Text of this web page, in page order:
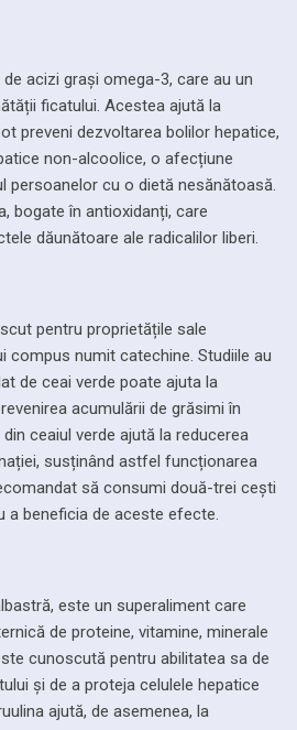
acizi grași omega-3, care au un
ficatului. Acestea ajută la
preveni dezvoltarea bolilor hepatice,
non-alcoolice, o afecțiune
persoanelor cu o dietă nesănătoasă.
bogate în antioxidanți, care
dăunătoare ale radicalilor liberi.
pentru proprietățile sale
compus numit catechine. Studiile au
de ceai verde poate ajuta la
acumulării de grăsimi în
ceaiul verde ajută la reducerea
susținând astfel funcționarea
să consumi două-trei cești
a beneficia de aceste efecte.
este un superaliment care
de proteine, vitamine, minerale
cunoscută pentru abilitatea sa de
și de a proteja celulele hepatice
ajută, de asemenea, la